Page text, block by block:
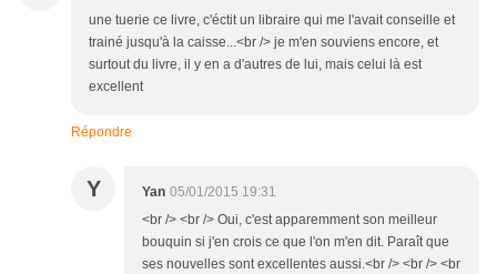
une tuerie ce livre, c'éctit un libraire qui me l'avait conseille et
trainé jusqu'à la caisse...<br /> je m'en souviens encore, et
surtout du livre, il y en a d'autres de lui, mais celui là est
excellent
Répondre
Y Yan 05/01/2015 19:31
<br /> <br /> Oui, c'est apparemment son meilleur
bouquin si j'en crois ce que l'on m'en dit. Paraît que
ses nouvelles sont excellentes aussi.<br /> <br /> <br